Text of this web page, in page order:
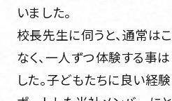
いました。
校長先生に伺うと、通常は
なく、一人ずつ体験する事
した。子どもたちに良い経